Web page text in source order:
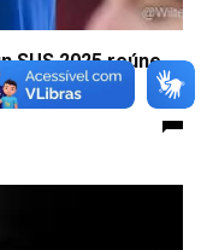
SUS 2025 reúne